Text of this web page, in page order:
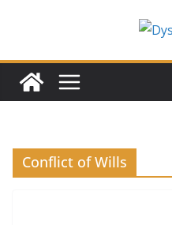
Conflict of Wills